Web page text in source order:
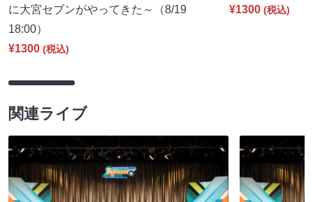
に大宮セブンがやってきた～（8/19
18:00）
¥1300 (税込)
¥1300 (税込)
関連ライブ